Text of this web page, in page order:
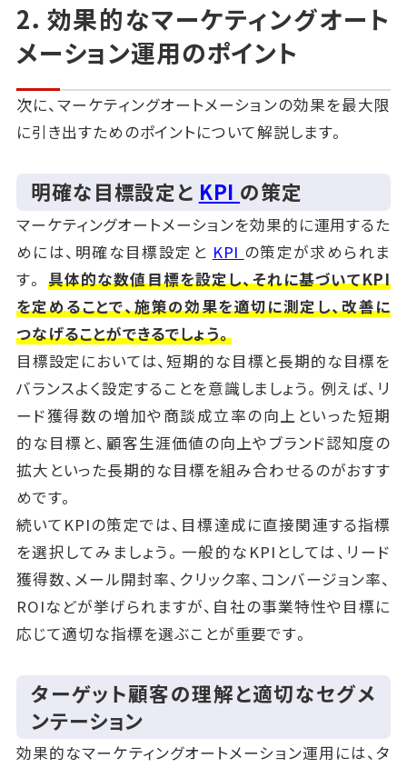
2．効果的なマーケティングオート
メーション運用のポイント
次に、マーケティングオートメーションの効果を最大限
に引き出すためのポイントについて解説します。
明確な目標設定と KPI の策定
マーケティングオートメーションを効果的に運用するた
めには、明確な目標設定と KPI の策定が求められま
す。具体的な数値目標を設定し、それに基づいてKPI
を定めることで、施策の効果を適切に測定し、改善に
つなげることができるでしょう。
目標設定においては、短期的な目標と長期的な目標を
バランスよく設定することを意識しましょう。例えば、リ
ード獲得数の増加や商談成立率の向上といった短期
的な目標と、顧客生涯価値の向上やブランド認知度の
拡大といった長期的な目標を組み合わせるのがおすす
めです。
続いてKPIの策定では、目標達成に直接関連する指標
を選択してみましょう。一般的なKPIとしては、リード
獲得数、メール開封率、クリック率、コンバージョン率、
ROIなどが挙げられますが、自社の事業特性や目標に
応じて適切な指標を選ぶことが重要です。
ターゲット顧客の理解と適切なセグメ
ンテーション
効果的なマーケティングオートメーション運用には、タ